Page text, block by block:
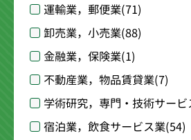
運輸業，郵便業(71)
卸売業，小売業(88)
金融業，保険業(1)
不動産業，物品賃貸業(7)
学術研究，専門・技術サービ
宿泊業，飲食サービス業(54)